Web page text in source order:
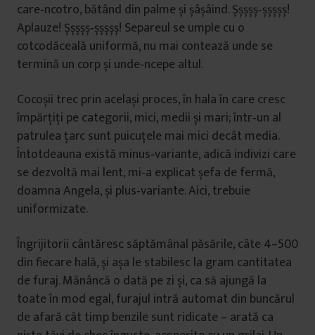
care‑ncotro, bătând din palme și șâșâind. Șșșșș‑șșșșș!
Aplauze! Șșșșș‑șșșșș! Separeul se umple cu o
cotcodăceală uniformă, nu mai contează unde se
termină un corp și unde‑ncepe altul.
Cocoșii trec prin același proces, în hala în care cresc
împărțiți pe categorii, mici, medii și mari; într‑un al
patrulea țarc sunt puicuțele mai mici decât media.
Întotdeauna există minus‑variante, adică indivizi care
se dezvoltă mai lent, mi‑a explicat șefa de fermă,
doamna Angela, și plus‑variante. Aici, trebuie
uniformizate.
Îngrijitorii cântăresc săptămânal păsările, câte 4–500
din fiecare hală, și așa le stabilesc la gram cantitatea
de furaj. Mănâncă o dată pe zi și, ca să ajungă la
toate în mod egal, furajul intră automat din buncărul
de afară cât timp benzile sunt ridicate – arată ca